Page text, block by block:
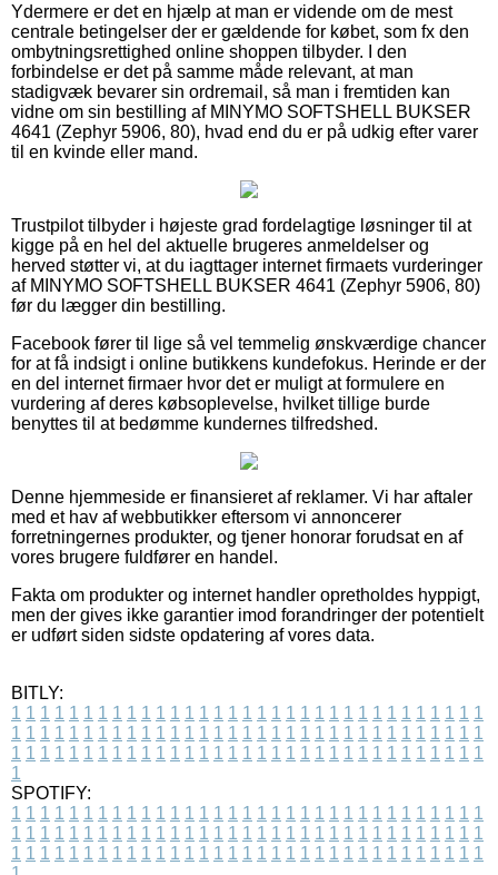
Ydermere er det en hjælp at man er vidende om de mest
centrale betingelser der er gældende for købet, som fx den
ombytningsrettighed online shoppen tilbyder. I den
forbindelse er det på samme måde relevant, at man
stadigvæk bevarer sin ordremail, så man i fremtiden kan
vidne om sin bestilling af MINYMO SOFTSHELL BUKSER
4641 (Zephyr 5906, 80), hvad end du er på udkig efter varer
til en kvinde eller mand.
Trustpilot tilbyder i højeste grad fordelagtige løsninger til at
kigge på en hel del aktuelle brugeres anmeldelser og
herved støtter vi, at du iagttager internet firmaets vurderinger
af MINYMO SOFTSHELL BUKSER 4641 (Zephyr 5906, 80)
før du lægger din bestilling.
Facebook fører til lige så vel temmelig ønskværdige chancer
for at få indsigt i online butikkens kundefokus. Herinde er der
en del internet firmaer hvor det er muligt at formulere en
vurdering af deres købsoplevelse, hvilket tillige burde
benyttes til at bedømme kundernes tilfredshed.
Denne hjemmeside er finansieret af reklamer. Vi har aftaler
med et hav af webbutikker eftersom vi annoncerer
forretningernes produkter, og tjener honorar forudsat en af
vores brugere fuldfører en handel.
Fakta om produkter og internet handler opretholdes hyppigt,
men der gives ikke garantier imod forandringer der potentielt
er udført siden sidste opdatering af vores data.
BITLY:
1 1 1 1 1 1 1 1 1 1 1 1 1 1 1 1 1 1 1 1 1 1 1 1 1 1 1 1 1 1 1 1 1
1 1 1 1 1 1 1 1 1 1 1 1 1 1 1 1 1 1 1 1 1 1 1 1 1 1 1 1 1 1 1 1 1
1 1 1 1 1 1 1 1 1 1 1 1 1 1 1 1 1 1 1 1 1 1 1 1 1 1 1 1 1 1 1 1 1
1
SPOTIFY:
1 1 1 1 1 1 1 1 1 1 1 1 1 1 1 1 1 1 1 1 1 1 1 1 1 1 1 1 1 1 1 1 1
1 1 1 1 1 1 1 1 1 1 1 1 1 1 1 1 1 1 1 1 1 1 1 1 1 1 1 1 1 1 1 1 1
1 1 1 1 1 1 1 1 1 1 1 1 1 1 1 1 1 1 1 1 1 1 1 1 1 1 1 1 1 1 1 1 1